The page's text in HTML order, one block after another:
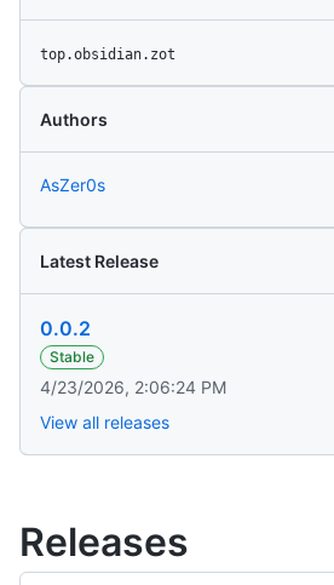
top.obsidian.zot
Authors
AsZer0s
Latest Release
0.0.2
Stable
4/23/2026, 2:06:24 PM
View all releases
Releases